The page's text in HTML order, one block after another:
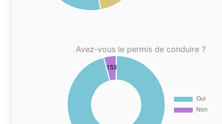
Avez-vous le permis de conduire ?